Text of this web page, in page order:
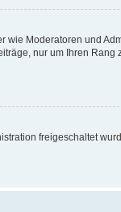
Moderatoren und
nur um Ihren
freigeschaltet